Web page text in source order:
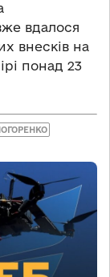
вдалося
внесків на
понад 23